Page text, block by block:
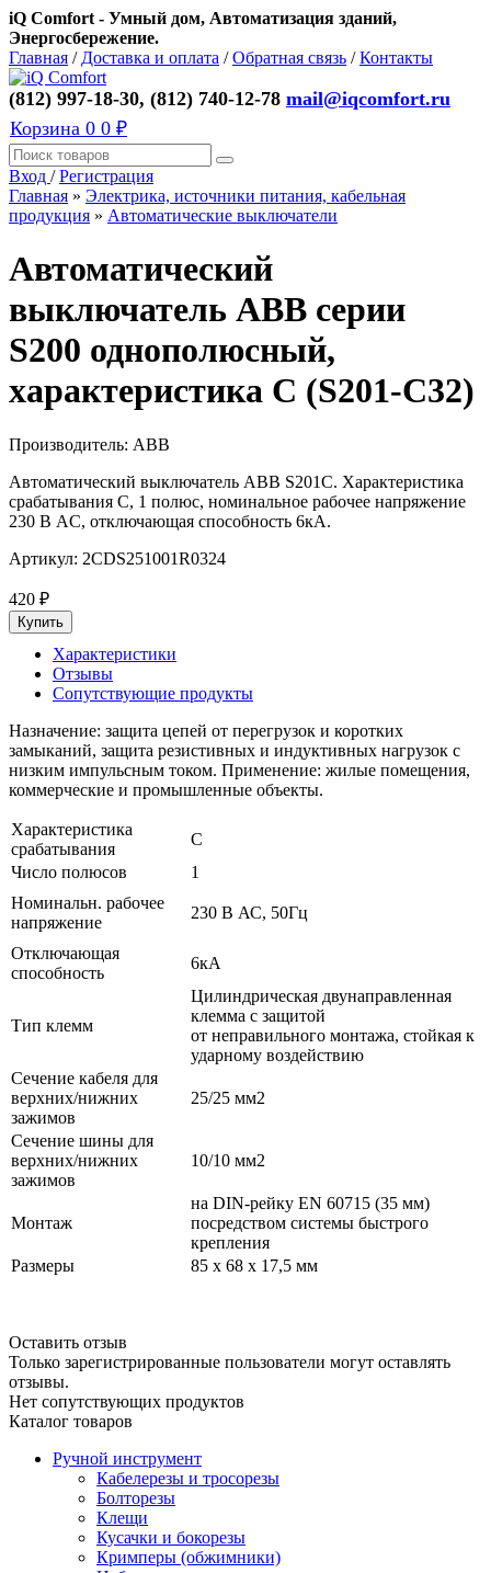
iQ Comfort - Умный дом, Автоматизация зданий,
Энергосбережение.
Главная / Доставка и оплата /Обратная связь /Контакты
(812) 997-18-30, (812) 740-12-78 mail@iqcomfort.ru
Корзина 0 0 ₽
Вход /Регистрация
Главная » Электрика, источники питания, кабельная
продукция » Автоматические выключатели
Автоматический
выключатель ABB серии
S200 однополюсный,
характеристика C (S201-C32)
Производитель: ABB
Автоматический выключатель ABB S201C. Характеристика
срабатывания C, 1 полюс, номинальное рабочее напряжение
230 В AC, отключающая способность 6кА.
Артикул: 2CDS251001R0324
420 ₽
Характеристики
Отзывы
Сопутствующие продукты
Назначение: защита цепей от перегрузок и коротких
замыканий, защита резистивных и индуктивных нагрузок с
низким импульсным током. Применение: жилые помещения,
коммерческие и промышленные объекты.
Характеристика
срабатывания
C
Число полюсов
1
Номинальн. рабочее
напряжение
230 В АС, 50Гц
Отключающая
способность
6кА
Тип клемм
Цилиндрическая двунаправленная
клемма с защитой
от неправильного монтажа, стойкая к
ударному воздействию
Сечение кабеля для
верхних/нижних
зажимов
25/25 мм2
Сечение шины для
верхних/нижних
зажимов
10/10 мм2​
Монтаж
на DIN-рейку EN 60715 (35 мм)
посредством системы быстрого
крепления
Размеры
85 x 68 x 17,5 мм
Оставить отзыв
Только зарегистрированные пользователи могут оставлять
отзывы.
Нет сопутствующих продуктов
Каталог товаров
Ручной инструмент
Кабелерезы и тросорезы
Болторезы
Клещи
Кусачки и бокорезы
Кримперы (обжимники)